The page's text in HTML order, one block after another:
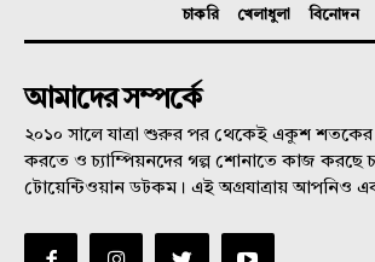
চাকরি
খেলাধুলা বিনোদন
আমাদের সম্পর্কে
২০১০ সালে যাত্রা শুরুর পর থেকেই একুশ শতকের
করতে ও চ্যাম্পিয়নদের গল্প শোনাতে কাজ করছে
টোয়েন্টিওয়ান ডটকম। এই অগ্রযাত্রায় আপনিও